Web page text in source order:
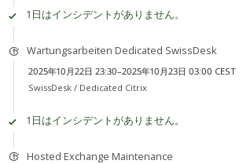
1日はインシデントがありません。
Wartungsarbeiten Dedicated SwissDesk
2025年10月22日 23:30–2025年10月23日 03:00 CEST
SwissDesk / Dedicated Citrix
1日はインシデントがありません。
Hosted Exchange Maintenance